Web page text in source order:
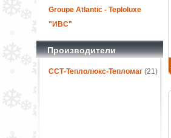
Groupe Atlantic - Teploluxe
"ИВС"
Производители
ССТ-Теплолюкс-Тепломаг(21)